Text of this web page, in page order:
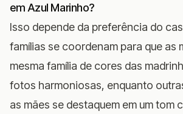
em Azul Marinho?
Isso depende da preferência do
famílias se coordenam para que as
mesma família de cores das
fotos harmoniosas, enquanto
as mães se destaquem em um tom